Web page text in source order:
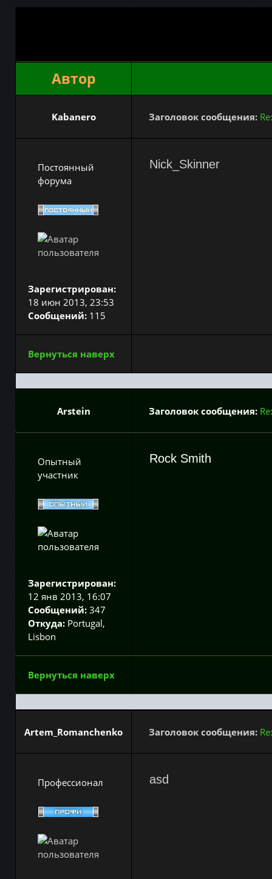
Автор
Kabanero Заголовок сообщения:
Постоянный
форума
Зарегистрирован:
18 июн 2013, 23:53
Сообщений: 115
Nick_Skinner
Вернуться наверх
Arstein Заголовок сообщения:
Опытный
участник
Зарегистрирован:
12 янв 2013, 16:07
Сообщений: 347
Откуда: Portugal,
Lisbon
Rock Smith
Вернуться наверх
Artem_Romanchenko Заголовок сообщения:
Профессионал asd